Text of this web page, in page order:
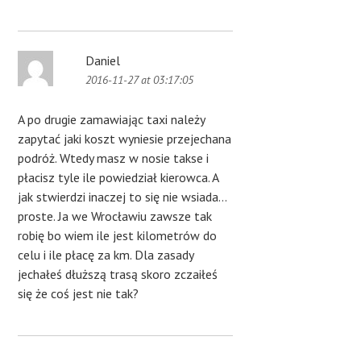
Daniel
2016-11-27 at 03:17:05
A po drugie zamawiając taxi należy
zapytać jaki koszt wyniesie przejechana
podróż. Wtedy masz w nosie takse i
płacisz tyle ile powiedział kierowca. A
jak stwierdzi inaczej to się nie wsiada…
proste. Ja we Wrocławiu zawsze tak
robię bo wiem ile jest kilometrów do
celu i ile płacę za km. Dla zasady
jechałeś dłuższą trasą skoro zczaiłeś
się że coś jest nie tak?